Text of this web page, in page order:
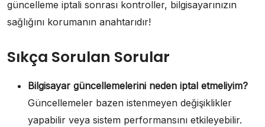
güncelleme iptali sonrası kontroller, bilgisayarınızın
sağlığını korumanın anahtarıdır!
Sıkça Sorulan Sorular
Bilgisayar güncellemelerini neden iptal etmeliyim?
Güncellemeler bazen istenmeyen değişiklikler
yapabilir veya sistem performansını etkileyebilir.